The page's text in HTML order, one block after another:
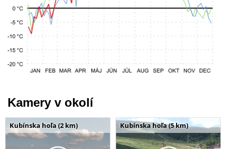
Kamery v okolí
Kubínska hoľa (2 km) Kubínska hoľa (5 km)